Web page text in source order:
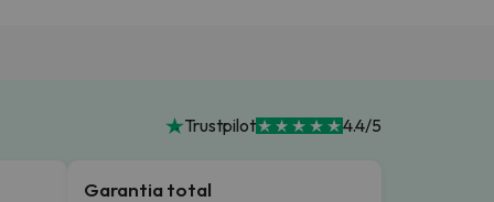
Trustpilot 4.4/5
Garantia total